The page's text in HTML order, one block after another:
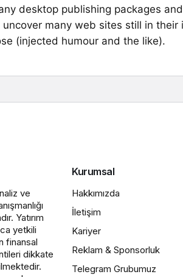
desktop publishing packages
uncover many web sites still in
(injected humour and the like).
ve
Yatırım
yetkili
finansal
dikkate
Kurumsal
Hakkımızda
İletişim
Kariyer
Reklam & Sponsorluk
Telegram Grubumuz